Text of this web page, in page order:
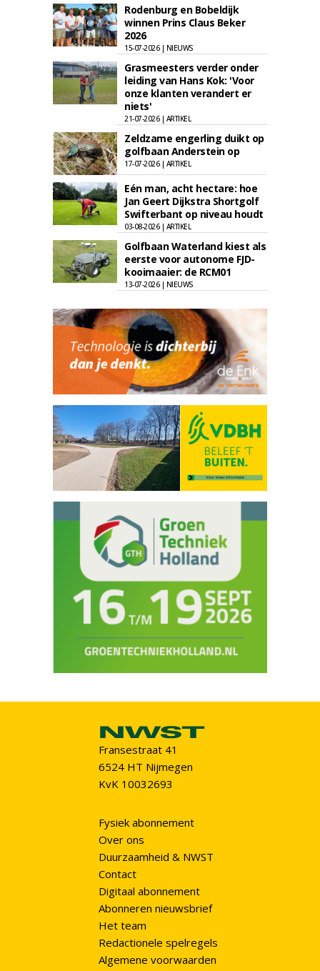
Rodenburg en Bobeldijk
winnen Prins Claus Beker
2026
15-07-2026 | NIEUWS
Grasmeesters verder onder
leiding van Hans Kok: 'Voor
onze klanten verandert er
niets'
21-07-2026 | ARTIKEL
Zeldzame engerling duikt op
golfbaan Anderstein op
17-07-2026 | ARTIKEL
Eén man, acht hectare: hoe
Jan Geert Dijkstra Shortgolf
Swifterbant op niveau houdt
03-08-2026 | ARTIKEL
Golfbaan Waterland kiest als
eerste voor autonome FJD-
kooimaaier: de RCM01
13-07-2026 | NIEUWS
Fransestraat 41
6524 HT Nijmegen
KvK 10032693
Fysiek abonnement
Over ons
Duurzaamheid & NWST
Contact
Digitaal abonnement
Abonneren nieuwsbrief
Het team
Redactionele spelregels
Algemene voorwaarden